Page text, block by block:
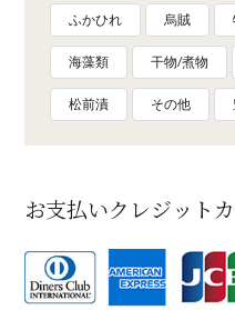
ふかひれ 烏賊
海藻類 干物/煮物
松前漬 その他
お支払いクレジット